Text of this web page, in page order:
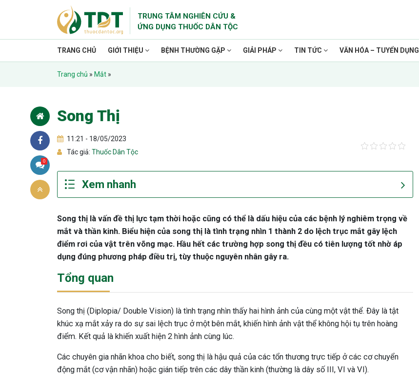
TRUNG TÂM NGHIÊN CỨU &
ỨNG DỤNG THUỐC DÂN TỘC
TRANG CHỦ GIỚI THIỆU BỆNH THƯỜNG GẶP GIẢI PHÁP TIN TỨC VĂN HÓA – TUYỂN DỤNG
Trang chủ » Mắt »
Song Thị
11:21 - 18/05/2023
Tác giả: Thuốc Dân Tộc
0
Song thị là vấn đề thị lực tạm thời hoặc cũng có thể là dấu hiệu của các bệnh lý nghiêm trọng về
mắt và thần kinh. Biểu hiện của song thị là tình trạng nhìn 1 thành 2 do lệch trục mắt gây lệch
điểm rơi của vật trên võng mạc. Hầu hết các trường hợp song thị đều có tiên lượng tốt nhờ áp
dụng đúng phương pháp điều trị, tùy thuộc nguyên nhân gây ra.
Tổng quan
Song thị (Diplopia/ Double Vision) là tình trạng nhìn thấy hai hình ảnh của cùng một vật thể. Đây là tật
khúc xạ mắt xảy ra do sự sai lệch trục ở một bên mắt, khiến hình ảnh vật thể không hội tụ trên hoàng
điểm. Kết quả là khiến xuất hiện 2 hình ảnh cùng lúc.
Các chuyên gia nhãn khoa cho biết, song thị là hậu quả của các tổn thương trực tiếp ở các cơ chuyển
động mắt (cơ vận nhãn) hoặc gián tiếp trên các dây thần kinh (thường là dây số III, VI và VI).